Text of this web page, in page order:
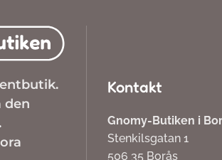
den
Kontakt
Gnomy-Butiken i
Stenkilsgatan 1
506 35 Borås